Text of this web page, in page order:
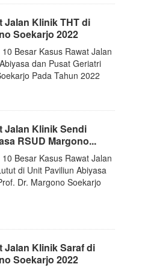
Jalan Klinik THT di
Soekarjo 2022
Besar Kasus Rawat Jalan
dan Pusat Geriatri
Pada Tahun 2022
Jalan Klinik Sendi
RSUD Margono...
Besar Kasus Rawat Jalan
di Unit Paviliun Abiyasa
Dr. Margono Soekarjo
Jalan Klinik Saraf di
Soekarjo 2022